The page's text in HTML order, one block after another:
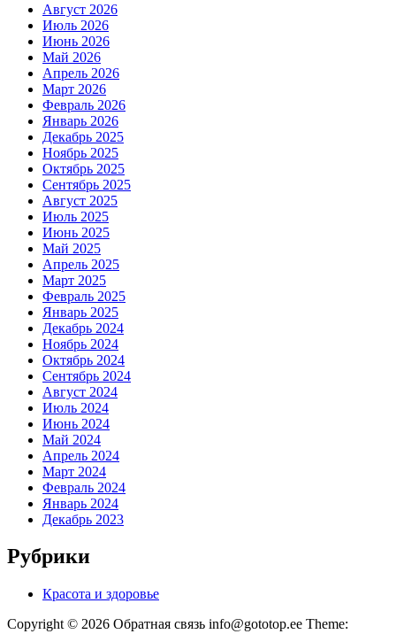
Август 2026
Июль 2026
Июнь 2026
Май 2026
Апрель 2026
Март 2026
Февраль 2026
Январь 2026
Декабрь 2025
Ноябрь 2025
Октябрь 2025
Сентябрь 2025
Август 2025
Июль 2025
Июнь 2025
Май 2025
Апрель 2025
Март 2025
Февраль 2025
Январь 2025
Декабрь 2024
Ноябрь 2024
Октябрь 2024
Сентябрь 2024
Август 2024
Июль 2024
Июнь 2024
Май 2024
Апрель 2024
Март 2024
Февраль 2024
Январь 2024
Декабрь 2023
Рубрики
Красота и здоровье
Copyright © 2026 Обратная связь info@gototop.ee Theme: